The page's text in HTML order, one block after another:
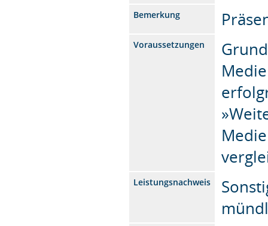
Bemerkung
Voraussetzungen
Leistungsnachweis